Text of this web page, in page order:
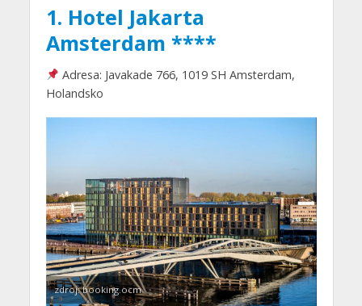
1. Hotel Jakarta
Amsterdam ****
Adresa: Javakade 766, 1019 SH Amsterdam,
Holandsko
zdroj: booking.ocm